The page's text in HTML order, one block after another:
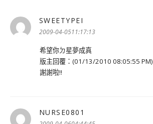
SWEETYPEI
示:
2009-04-0511:17:13
希望你ㄉ星夢成真
版主回覆：(01/13/2010 08:05:55 PM)
謝謝啦!!
NURSE0801